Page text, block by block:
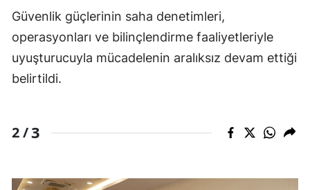
Güvenlik güçlerinin saha denetimleri,
operasyonları ve bilinçlendirme faaliyetleriyle
uyuşturucuyla mücadelenin aralıksız devam ettiği
belirtildi.
2 /3